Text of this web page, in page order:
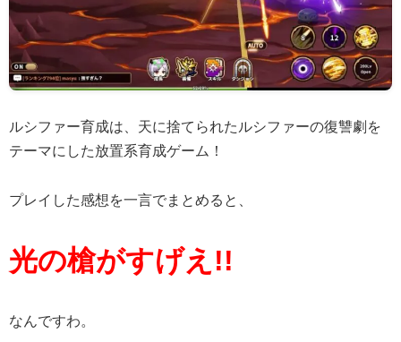
ルシファー育成は、天に捨てられたルシファーの復讐劇を
テーマにした放置系育成ゲーム！
プレイした感想を一言でまとめると、
光の槍がすげえ!!
なんですわ。